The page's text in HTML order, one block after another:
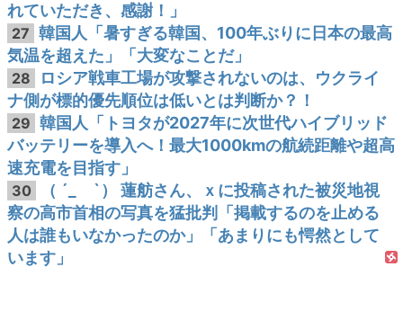
れていただき、感謝！」
27 韓国人「暑すぎる韓国、100年ぶりに日本の最高
気温を超えた」「大変なことだ」
28
ロシア戦車工場が攻撃されないのは、ウクライ
ナ側が標的優先順位は低いとは判断か？！
29 韓国人「トヨタが2027年に次世代ハイブリッド
バッテリーを導入へ！最大1000kmの航続距離や超高
速充電を目指す」
30
（ ´_ゝ`） 蓮舫さん、ｘに投稿された被災地視
察の高市首相の写真を猛批判「掲載するのを止める
人は誰もいなかったのか」「あまりにも愕然として
います」